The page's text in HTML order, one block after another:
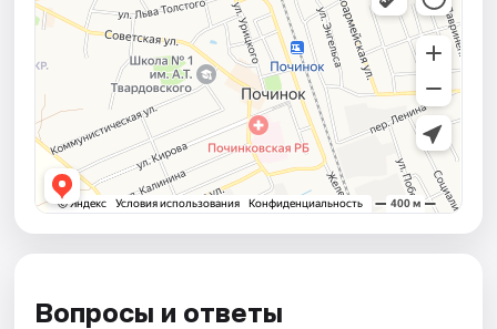
Вопросы и ответы